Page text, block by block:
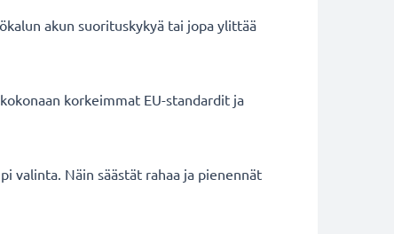
akun suorituskykyä tai jopa ylittää
korkeimmat EU-standardit ja
valinta. Näin säästät rahaa ja pienennät